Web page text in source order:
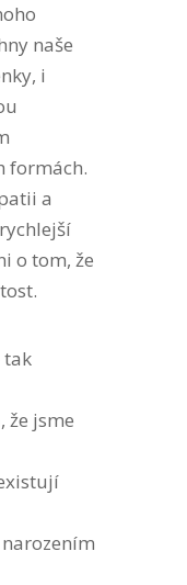
naše
i
formách.
a
o tom, že
tak
že jsme